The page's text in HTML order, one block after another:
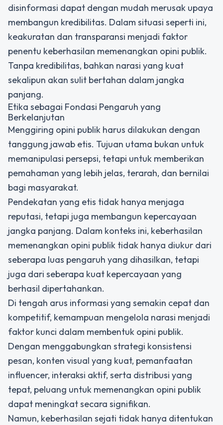
disinformasi dapat dengan mudah merusak upaya
membangun kredibilitas. Dalam situasi seperti ini,
keakuratan dan transparansi menjadi faktor
penentu keberhasilan memenangkan opini publik.
Tanpa kredibilitas, bahkan narasi yang kuat
sekalipun akan sulit bertahan dalam jangka
panjang.
Etika sebagai Fondasi Pengaruh yang
Berkelanjutan
Menggiring opini publik harus dilakukan dengan
tanggung jawab etis. Tujuan utama bukan untuk
memanipulasi persepsi, tetapi untuk memberikan
pemahaman yang lebih jelas, terarah, dan bernilai
bagi masyarakat.
Pendekatan yang etis tidak hanya menjaga
reputasi, tetapi juga membangun kepercayaan
jangka panjang. Dalam konteks ini, keberhasilan
memenangkan opini publik tidak hanya diukur dari
seberapa luas pengaruh yang dihasilkan, tetapi
juga dari seberapa kuat kepercayaan yang
berhasil dipertahankan.
Di tengah arus informasi yang semakin cepat dan
kompetitif, kemampuan mengelola narasi menjadi
faktor kunci dalam membentuk opini publik.
Dengan menggabungkan strategi konsistensi
pesan, konten visual yang kuat, pemanfaatan
influencer, interaksi aktif, serta distribusi yang
tepat, peluang untuk memenangkan opini publik
dapat meningkat secara signifikan.
Namun, keberhasilan sejati tidak hanya ditentukan